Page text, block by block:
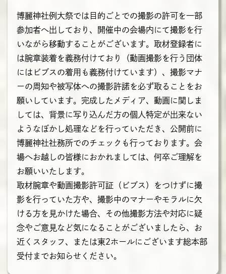
博麗神社例大祭では目的ごとでの撮影の許可を一部
参加者へ出しており、開催中の会場内にて撮影を行
いながら移動することがございます。取材登録者に
は腕章装着を義務付けており（動画撮影を行う団体
にはビブスの着用も義務付けています）、撮影マナ
ーの周知や被写体への撮影許諾を必ず取ることをお
願いしています。完成したメディア、動画に関しま
しては、背景に写り込んだ方の個人特定が出来ない
ようなぼかし処理などを行っていただき、公開前に
博麗神社社務所でのチェックも行っております。会
場へお越しの皆様におかれましては、何卒ご理解を
お願いいたします。
取材腕章や動画撮影許可証（ビブス）をつけずに撮
影を行っていた方や、撮影中のマナーやモラルに欠
ける方を見かけた場合、その他撮影方法や対応に疑
念やご意見など気になることがございましたら、お
近くスタッフ、または東2ホールにございます総本部